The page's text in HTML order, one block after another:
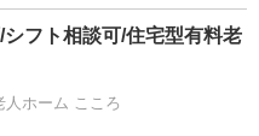
シフト相談可/住宅型有料老
ホーム こころ